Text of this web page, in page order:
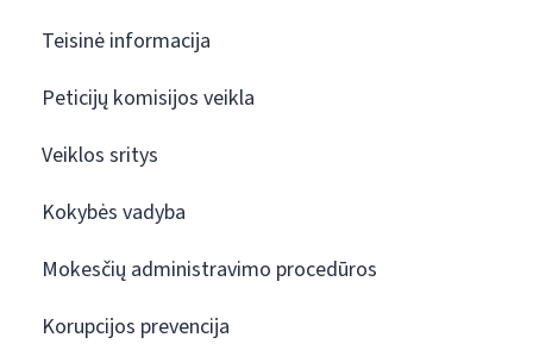
Teisinė informacija
Peticijų komisijos veikla
Veiklos sritys
Kokybės vadyba
Mokesčių administravimo procedūros
Korupcijos prevencija